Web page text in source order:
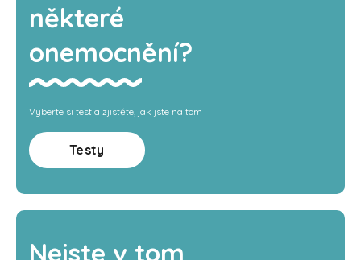
některé
onemocnění?
Vyberte si test a zjistěte, jak jste na tom
Testy
Nejste v tom